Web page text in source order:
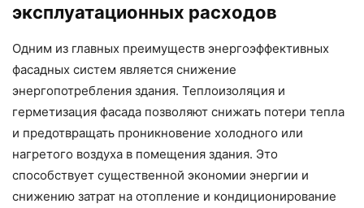
эксплуатационных расходов
Одним из главных преимуществ энергоэффективных
фасадных систем является снижение
энергопотребления здания. Теплоизоляция и
герметизация фасада позволяют снижать потери тепла
и предотвращать проникновение холодного или
нагретого воздуха в помещения здания. Это
способствует существенной экономии энергии и
снижению затрат на отопление и кондиционирование